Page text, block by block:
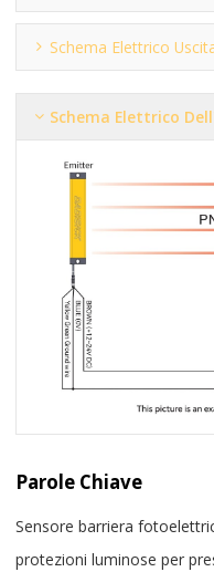
Schema Elettrico
Schema Elettrico
Parole Chiave
Sensore barriera
protezioni luminose per